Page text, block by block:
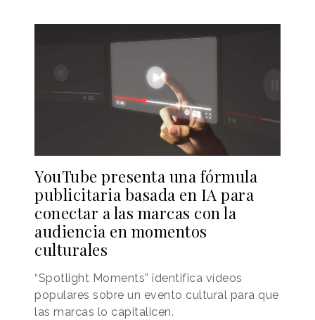
YouTube presenta una fórmula
publicitaria basada en IA para
conectar a las marcas con la
audiencia en momentos
culturales
“Spotlight Moments” identifica vídeos
populares sobre un evento cultural para que
las marcas lo capitalicen.